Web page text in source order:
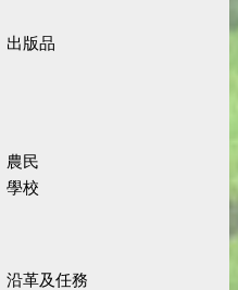
出版品
農民
學校
沿革及任務